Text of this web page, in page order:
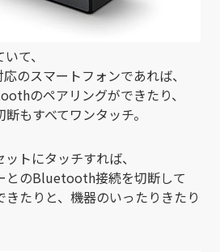
て、
のスマートフォンであれば、
のペアリングができたり、
もすべてワンタッチ。
トにタッチすれば、
とのBluetooth接続を切断して
たりと、機器のいったりきたり